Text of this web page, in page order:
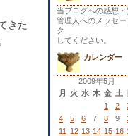
きた
当ブログへの感想・
管理人へのメッセー
ク
してください。
カレンダー
2009年5月
月
火 水 木 金 土
1
2
4
5 6 7 8 9
11
12 13 14 15 16